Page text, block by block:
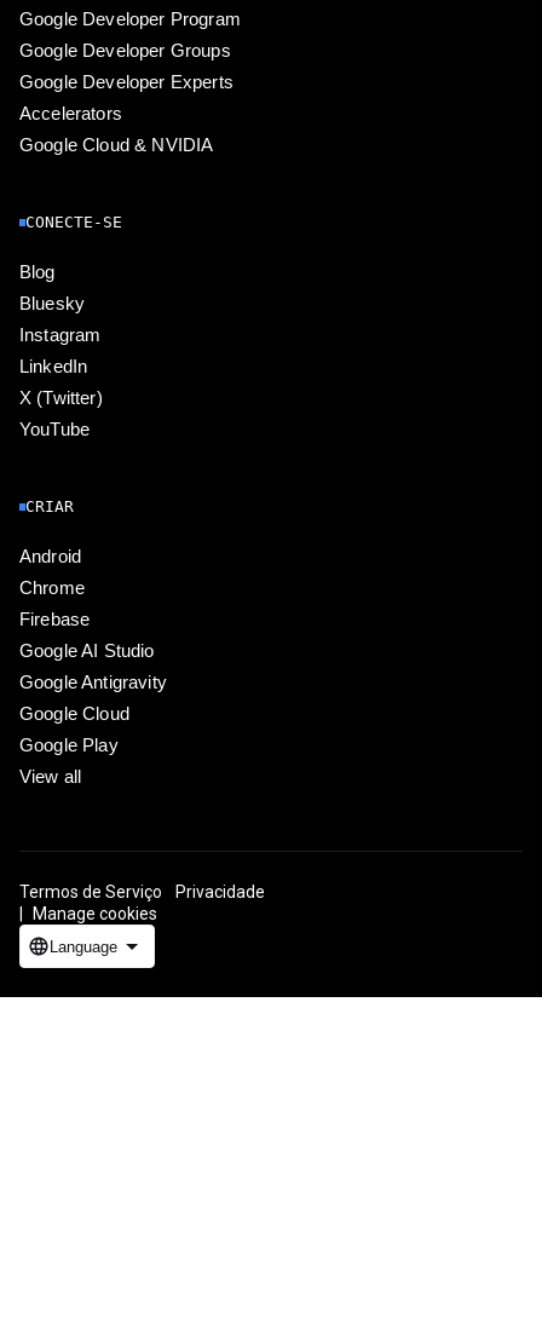
Google Developer Program
Google Developer Groups
Google Developer Experts
Accelerators
Google Cloud & NVIDIA
CONECTE-SE
Blog
Bluesky
Instagram
LinkedIn
X (Twitter)
YouTube
CRIAR
Android
Chrome
Firebase
Google AI Studio
Google Antigravity
Google Cloud
Google Play
View all
Termos de Serviço Privacidade
Manage cookies